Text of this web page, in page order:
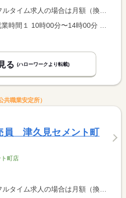
（換算額）、パート求人の場合は時間額を表示しています。
交替制（シフト制） 就業時間１ 10時00分〜14時00分 就業時間２ 13時00分〜17時00分 又は 10時00分〜17時00分の時間の間の2時間程度 就業時間に関する特記事項 出勤可能日・勤務可能時間は、１か月ごとの希望シフト申請で申請 <BR> していただき、毎月月初に翌月分シフトを定めます。 <BR> <BR> 週２日程度の勤務でも大丈夫です。
る (ハローワークより転載)
職業安定所）
員 津久見セメント町
町店
（換算額）、パート求人の場合は時間額を表示しています。